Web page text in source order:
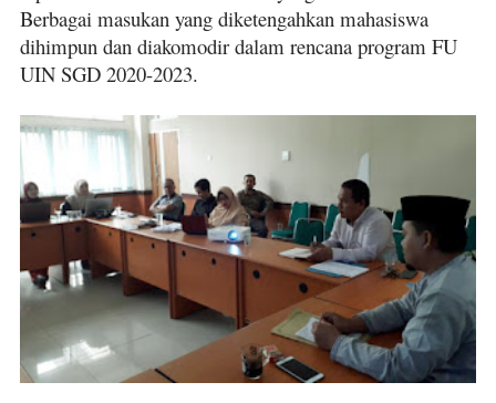
Berbagai masukan yang diketengahkan mahasiswa
dihimpun dan diakomodir dalam rencana program FU
UIN SGD 2020-2023.